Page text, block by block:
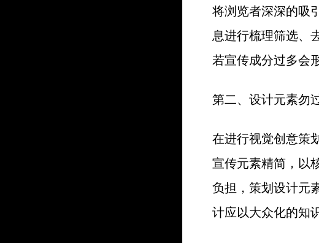
将浏览者深深的吸
息进行梳理筛选、
若宣传成分过多会
第二、设计元素勿
在进行视觉创意策
宣传元素精简，以
负担，策划设计元
计应以大众化的知